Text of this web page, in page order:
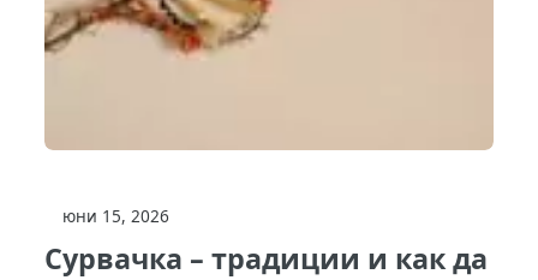
юни 15, 2026
Сурвачка – традиции и как да